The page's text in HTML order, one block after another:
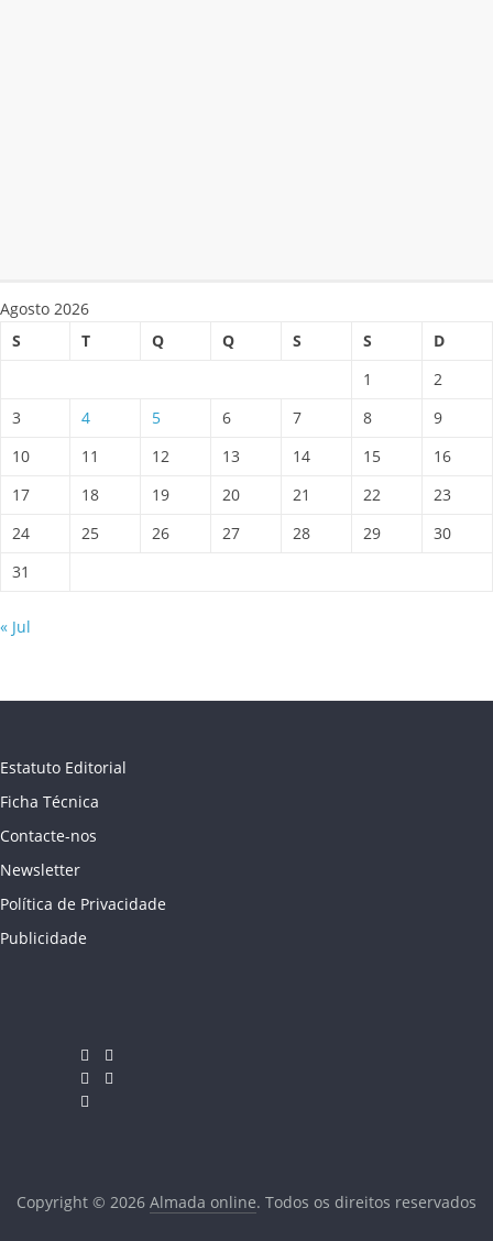
Agosto 2026
S
T Q Q S S
D
1
2
3
4 5 6 7 8
9
10
11 12 13 14 15
16
17
18 19 20 21 22
23
24
25 26 27 28 29
30
31
« Jul
Estatuto Editorial
Ficha Técnica
Contacte-nos
Newsletter
Política de Privacidade
Publicidade
Copyright © 2026 Almada online. Todos os direitos reservados